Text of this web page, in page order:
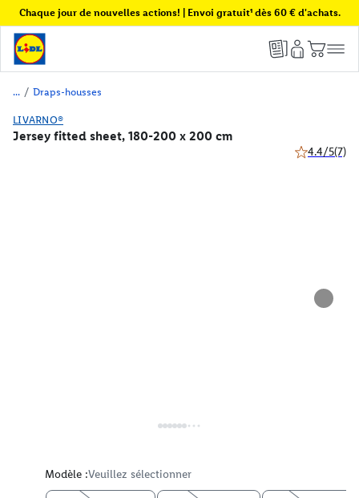
Chaque jour de nouvelles actions! | Envoi gratuit¹ dès 60 € d'achats.
/ Draps-housses
LIVARNO®
Jersey fitted sheet, 180-200 x 200 cm
4.4/5(7)
Modèle :Veuillez sélectionner